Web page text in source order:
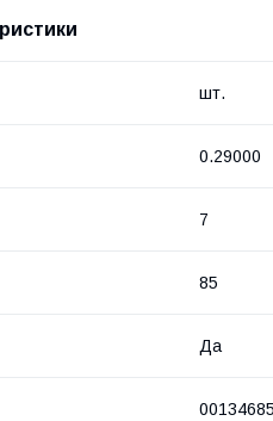
шт.
0.29000
7
85
Да